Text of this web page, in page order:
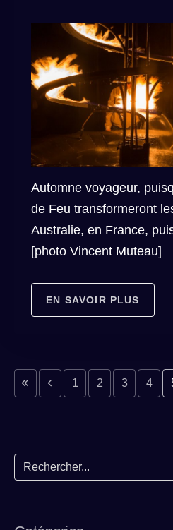
Automne voyageur,
de Feu transformeront
Australie, en France,
[photo Vincent Muteau]
EN SAVOIR PLUS
précédente
page précédente
1 2 3 4